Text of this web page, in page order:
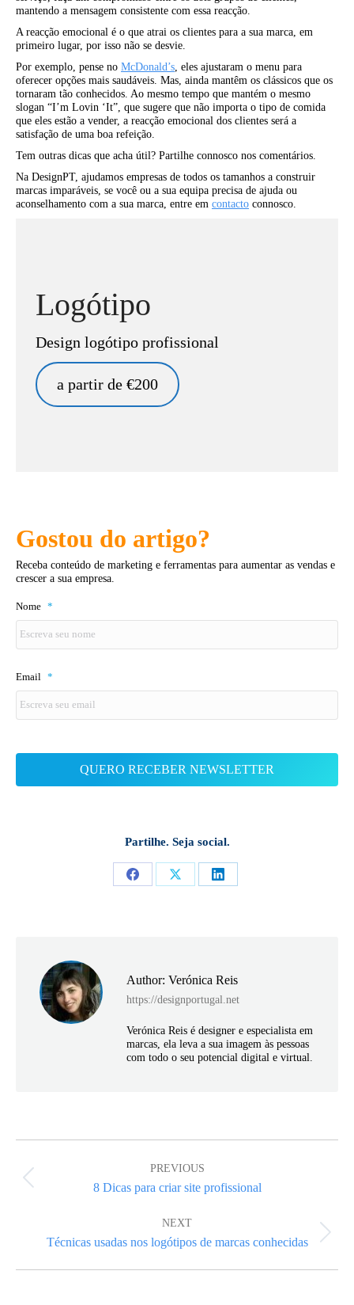
mantendo a mensagem consistente com essa reacção.
A reacção emocional é o que atrai os clientes para a sua marca, em
primeiro lugar, por isso não se desvie.
Por exemplo, pense no McDonald’s, eles ajustaram o menu para
oferecer opções mais saudáveis. Mas, ainda mantêm os clássicos que os
tornaram tão conhecidos. Ao mesmo tempo que mantém o mesmo
slogan “I’m Lovin ‘It”, que sugere que não importa o tipo de comida
que eles estão a vender, a reacção emocional dos clientes será a
satisfação de uma boa refeição.
Tem outras dicas que acha útil? Partilhe connosco nos comentários.
Na DesignPT, ajudamos empresas de todos os tamanhos a construir
marcas imparáveis, se você ou a sua equipa precisa de ajuda ou
aconselhamento com a sua marca, entre em contacto connosco.
Logótipo
Design logótipo profissional
a partir de €200
Gostou do artigo?
Receba conteúdo de marketing e ferramentas para aumentar as vendas e
crescer a sua empresa.
Nome *
Email *
Partilhe. Seja social.
Share
Share
Share
Author: Verónica Reis
https://designportugal.net
Verónica Reis é designer e especialista em
marcas, ela leva a sua imagem às pessoas
com todo o seu potencial digital e virtual.
navigation
PREVIOUS
Previous
8 Dicas para criar site profissional
NEXT
Next
post:
Técnicas usadas nos logótipos de marcas conhecidas